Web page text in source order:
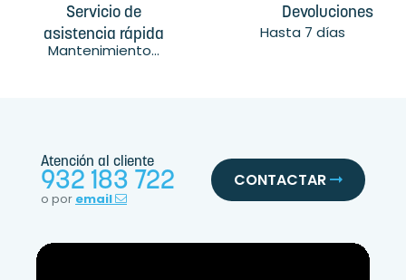
Servicio de
asistencia rápida
Mantenimiento...
Devoluciones
Hasta 7 días
Atención al cliente
932 183 722
o por email
CONTACTAR